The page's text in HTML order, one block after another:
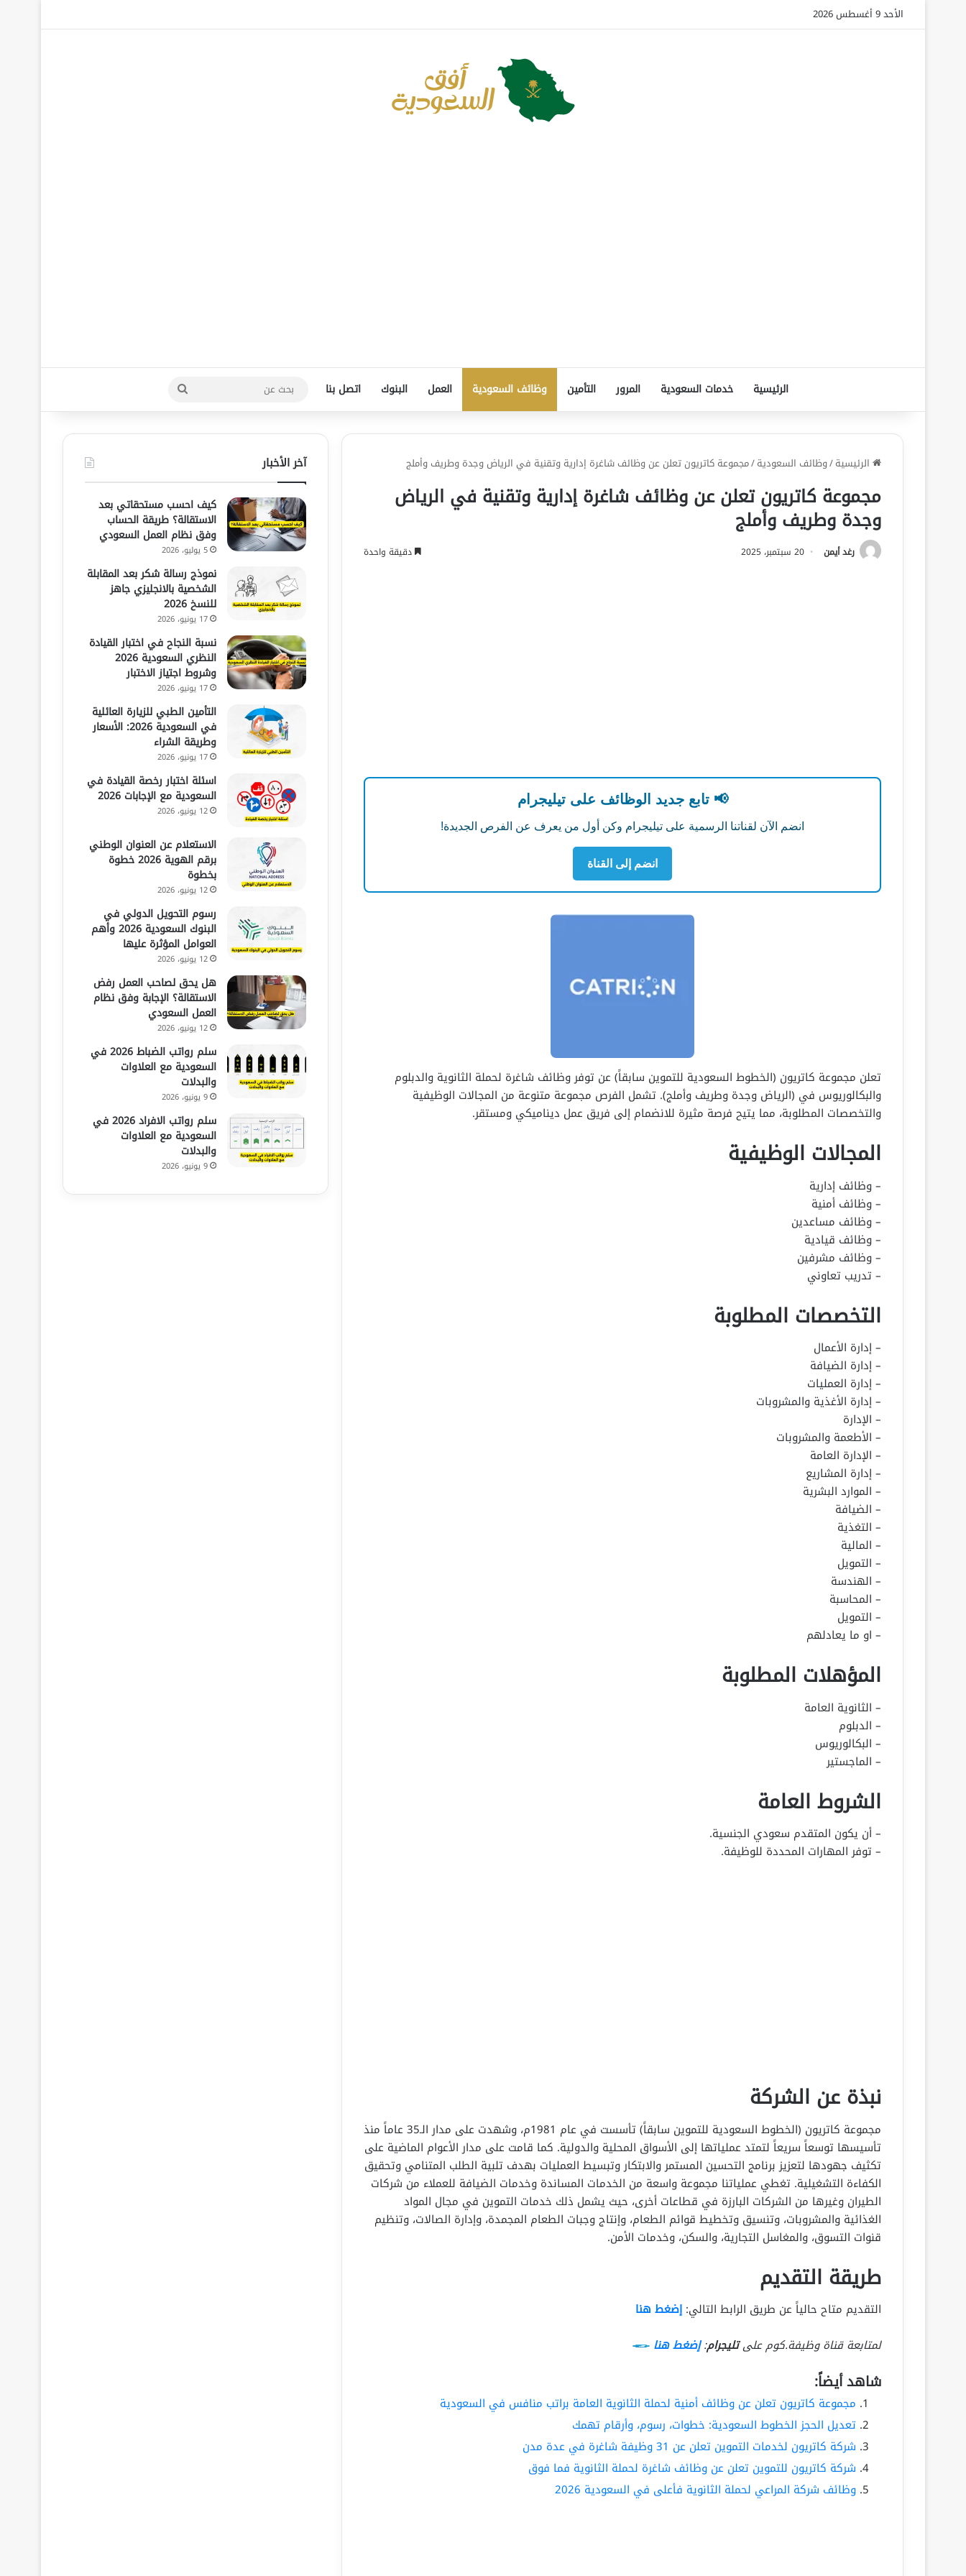
الأحد 9 أغسطس 2026
الرئيسية خدمات السعودية المرور التأمين وظائف السعودية العمل البنوك اتصل بنا
بحث
عن
الرئيسية/وظائف السعودية/مجموعة كاتريون تعلن عن وظائف شاغرة إدارية وتقنية في الرياض وجدة وطريف وأملج
مجموعة كاتريون تعلن عن وظائف شاغرة إدارية وتقنية في الرياض
وجدة وطريف وأملج
رغد أيمن 20 سبتمبر، 2025 دقيقة واحدة
📢 تابع جديد الوظائف على تيليجرام
انضم الآن لقناتنا الرسمية على تيليجرام وكن أول من يعرف عن الفرص الجديدة!
انضم إلى القناة
تعلن مجموعة كاتريون (الخطوط السعودية للتموين سابقاً) عن توفر وظائف شاغرة لحملة الثانوية والدبلوم
والبكالوريوس في (الرياض وجدة وطريف وأملج). تشمل الفرص مجموعة متنوعة من المجالات الوظيفية
والتخصصات المطلوبة، مما يتيح فرصة مثيرة للانضمام إلى فريق عمل ديناميكي ومستقر.
المجالات الوظيفية
– وظائف إدارية
– وظائف أمنية
– وظائف مساعدين
– وظائف قيادية
– وظائف مشرفين
– تدريب تعاوني
التخصصات المطلوبة
– إدارة الأعمال
– إدارة الضيافة
– إدارة العمليات
– إدارة الأغذية والمشروبات
– الإدارة
– الأطعمة والمشروبات
– الإدارة العامة
– إدارة المشاريع
– الموارد البشرية
– الضيافة
– التغذية
– المالية
– التمويل
– الهندسة
– المحاسبة
– التمويل
– او ما يعادلهم
المؤهلات المطلوبة
– الثانوية العامة
– الدبلوم
– البكالوريوس
– الماجستير
الشروط العامة
– أن يكون المتقدم سعودي الجنسية.
– توفر المهارات المحددة للوظيفة.
نبذة عن الشركة
مجموعة كاتريون (الخطوط السعودية للتموين سابقاً) تأسست في عام 1981م، وشهدت على مدار الـ35 عاماً منذ
تأسيسها توسعاً سريعاً لتمتد عملياتها إلى الأسواق المحلية والدولية. كما قامت على مدار الأعوام الماضية على
تكثيف جهودها لتعزيز برنامج التحسين المستمر والابتكار وتبسيط العمليات بهدف تلبية الطلب المتنامي وتحقيق
الكفاءة التشغيلية. تغطي عملياتنا مجموعة واسعة من الخدمات المساندة وخدمات الضيافة للعملاء من شركات
الطيران وغيرها من الشركات البارزة في قطاعات أخرى، حيث يشمل ذلك خدمات التموين في مجال المواد
الغذائية والمشروبات، وتنسيق وتخطيط قوائم الطعام، وإنتاج وجبات الطعام المجمدة، وإدارة الصالات، وتنظيم
قنوات التسوق، والمغاسل التجارية، والسكن، وخدمات الأمن.
طريقة التقديم
التقديم متاح حالياً عن طريق الرابط التالي: إضغط هنا
لمتابعة قناة وظيفة.كوم علىتليجرام:إضغط هنا
شاهد أيضاً:
مجموعة كاتريون تعلن عن وظائف أمنية لحملة الثانوية العامة براتب منافس في السعودية
تعديل الحجز الخطوط السعودية: خطوات، رسوم، وأرقام تهمك
شركة كاتريون لخدمات التموين تعلن عن 31 وظيفة شاغرة في عدة مدن
شركة كاتريون للتموين تعلن عن وظائف شاغرة لحملة الثانوية فما فوق
وظائف شركة المراعي لحملة الثانوية فأعلى في السعودية 2026
آخر الأخبار
كيف احسب مستحقاتي بعد
الاستقالة؟ طريقة الحساب
وفق نظام العمل السعودي
5 يوليو، 2026
نموذج رسالة شكر بعد المقابلة
الشخصية بالانجليزي جاهز
للنسخ 2026
17 يونيو، 2026
نسبة النجاح في اختبار القيادة
النظري السعودية 2026
وشروط اجتياز الاختبار
17 يونيو، 2026
التأمين الطبي للزيارة العائلية
في السعودية 2026: الأسعار
وطريقة الشراء
17 يونيو، 2026
اسئلة اختبار رخصة القيادة في
السعودية مع الإجابات 2026
12 يونيو، 2026
الاستعلام عن العنوان الوطني
برقم الهوية 2026 خطوة
بخطوة
12 يونيو، 2026
رسوم التحويل الدولي في
البنوك السعودية 2026 وأهم
العوامل المؤثرة عليها
12 يونيو، 2026
هل يحق لصاحب العمل رفض
الاستقالة؟ الإجابة وفق نظام
العمل السعودي
12 يونيو، 2026
سلم رواتب الضباط 2026 في
السعودية مع العلاوات
والبدلات
9 يونيو، 2026
سلم رواتب الافراد 2026 في
السعودية مع العلاوات
والبدلات
9 يونيو، 2026